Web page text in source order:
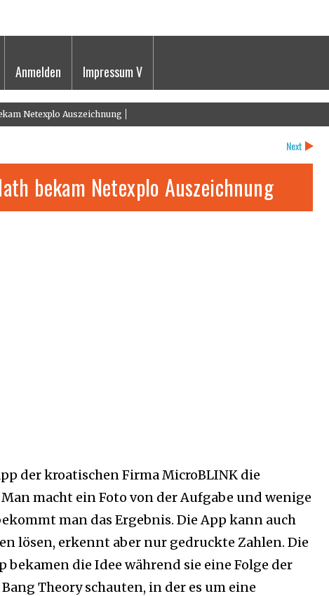
Anmelden Impressum V
Netexplo Auszeichnung
Next
bekam Netexplo Auszeichnung
der kroatischen Firma MicroBLINK die
macht ein Foto von der Aufgabe und wenige
man das Ergebnis. Die App kann auch
lösen, erkennt aber nur gedruckte Zahlen. Die
bekamen die Idee während sie eine Folge der
Theory schauten, in der es um eine